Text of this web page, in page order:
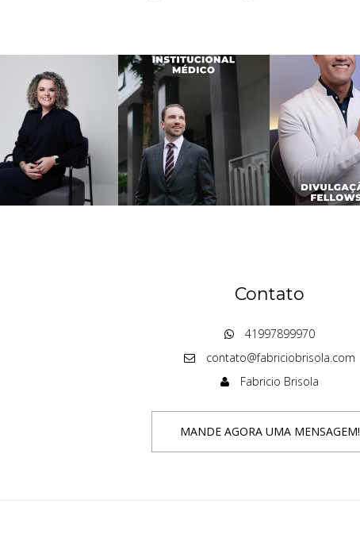
Contato
41997899970
contato@fabriciobrisola.com
Fabricio Brisola
MANDE AGORA UMA MENSAGEM!